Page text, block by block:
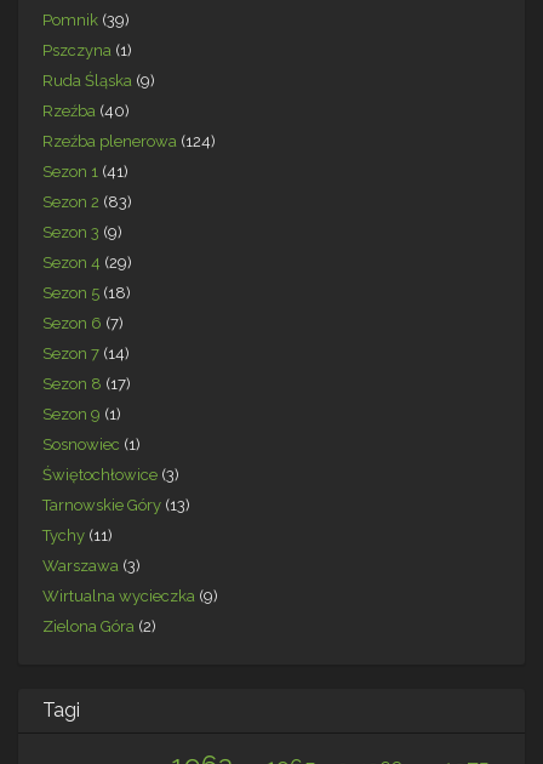
Pomnik (39)
Pszczyna (1)
Ruda Śląska (9)
Rzeźba (40)
Rzeźba plenerowa (124)
Sezon 1 (41)
Sezon 2 (83)
Sezon 3 (9)
Sezon 4 (29)
Sezon 5 (18)
Sezon 6 (7)
Sezon 7 (14)
Sezon 8 (17)
Sezon 9 (1)
Sosnowiec (1)
Świętochłowice (3)
Tarnowskie Góry (13)
Tychy (11)
Warszawa (3)
Wirtualna wycieczka (9)
Zielona Góra (2)
Tagi